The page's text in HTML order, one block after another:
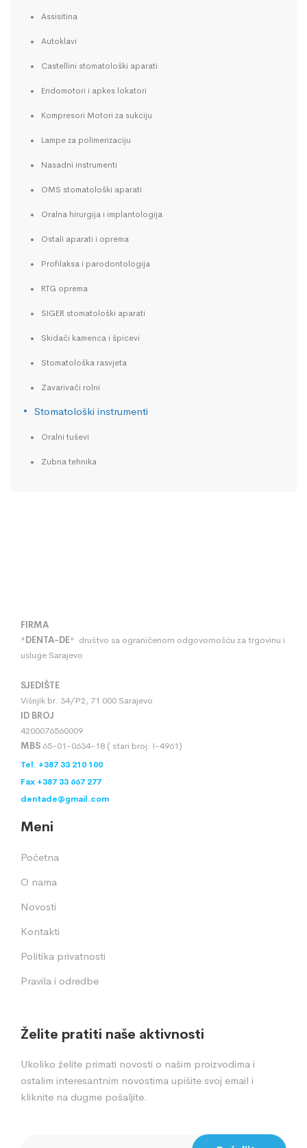
Assisitina
Autoklavi
Castellini stomatološki aparati
Endomotori i apkes lokatori
Kompresori Motori za sukciju
Lampe za polimerizaciju
Nasadni instrumenti
OMS stomatološki aparati
Oralna hirurgija i implantologija
Ostali aparati i oprema
Profilaksa i parodontologija
RTG oprema
SIGER stomatološki aparati
Skidači kamenca i špicevi
Stomatološka rasvjeta
Zavarivači rolni
Stomatološki instrumenti
Oralni tuševi
Zubna tehnika
FIRMA
"DENTA-DE" društvo sa ograničenom odgovornošću za trgovinu i
usluge Sarajevo
SJEDIŠTE
Višnjik br. 34/P2, 71 000 Sarajevo
ID BROJ
4200076560009
MBS 65-01-0634-18 ( stari broj: I-4961)
Tel. +387 33 210 100
Fax +387 33 667 277
dentade@gmail.com
Meni
Početna
O nama
Novosti
Kontakti
Politika privatnosti
Pravila i odredbe
Želite pratiti naše aktivnosti
Ukoliko želite primati novosti o našim proizvodima i
ostalim interesantnim novostima upišite svoj email i
kliknite na dugme pošaljite.